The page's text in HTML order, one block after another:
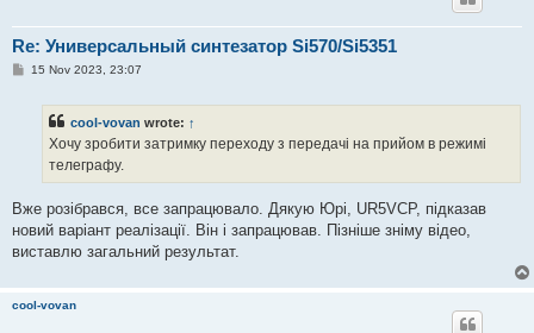
Re: Универсальный синтезатор Si570/Si5351
P15 Nov 2023, 23:07
cool-vovan wrote: ↑
Хочу зробити затримку переходу з передачі на прийом в режимі
телеграфу.
Вже розібрався, все запрацювало. Дякую Юрі, UR5VCP, підказав
новий варіант реалізації. Він і запрацював. Пізніше зніму відео,
виставлю загальний результат.
cool-vovan